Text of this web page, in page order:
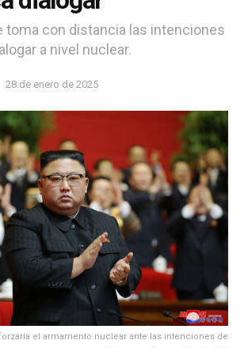
toma con distancia las intenciones
a nivel nuclear.
28 de enero de 2025
el armamento nuclear ante las intenciones de